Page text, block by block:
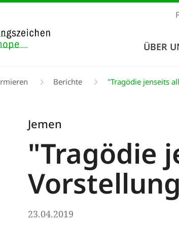
ÜBER
Berichte "Tragödie jenseits
Jemen
"Tragödie
23.04.2019